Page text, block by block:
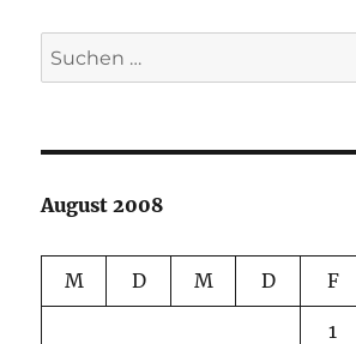
Suchen
nach:
August 2008
M D M D F
1